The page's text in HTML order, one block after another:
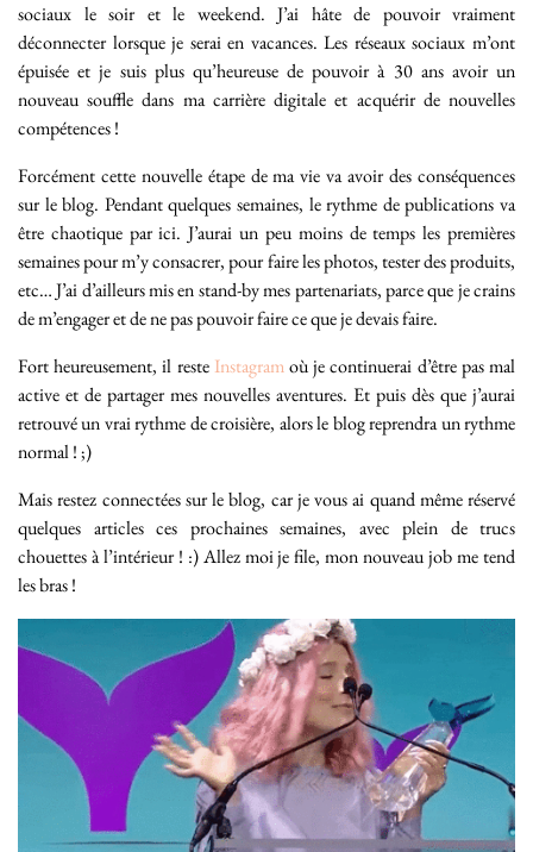
sociaux le soir et le weekend. J’ai hâte de pouvoir vraiment
déconnecter lorsque je serai en vacances. Les réseaux sociaux m’ont
épuisée et je suis plus qu’heureuse de pouvoir à 30 ans avoir un
nouveau souffle dans ma carrière digitale et acquérir de nouvelles
compétences !
Forcément cette nouvelle étape de ma vie va avoir des conséquences
sur le blog. Pendant quelques semaines, le rythme de publications va
être chaotique par ici. J’aurai un peu moins de temps les premières
semaines pour m’y consacrer, pour faire les photos, tester des produits,
etc… J’ai d’ailleurs mis en stand-by mes partenariats, parce que je crains
de m’engager et de ne pas pouvoir faire ce que je devais faire.
Fort heureusement, il reste Instagramoù je continuerai d’être pas mal
active et de partager mes nouvelles aventures. Et puis dès que j’aurai
retrouvé un vrai rythme de croisière, alors le blog reprendra un rythme
normal ! ;)
Mais restez connectées sur le blog, car je vous ai quand même réservé
quelques articles ces prochaines semaines, avec plein de trucs
chouettes à l’intérieur ! :) Allez moi je file, mon nouveau job me tend
les bras !